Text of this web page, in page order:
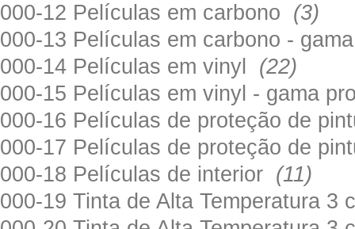
000-12 Películas em carbono (3)
000-13 Películas em carbono -
000-14 Películas em vinyl (22)
000-15 Películas em vinyl - gama
000-16 Películas de proteção de
000-17 Películas de proteção de
000-18 Películas de interior (11)
000-19 Tinta de Alta Temperatura